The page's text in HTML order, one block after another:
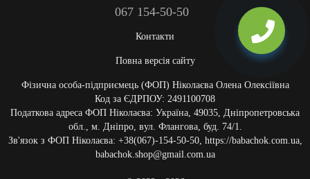
067 154-50-50
Контакти
Повна версія сайту
Фізична особа-підприємець (ФОП) Ніколаєва Олена Олексіївна
Код за ЄДРПОУ: 2491100708
Податкова адреса ФОП Ніколаєва: Україна, 49035, Дніпропетровська
обл., м. Дніпро, вул. Флангова, буд. 74/1.
Зв'язок з ФОП Ніколаєва: +38(067)-154-50-50, https://babachok.com.ua,
babachok.shop@gmail.com.ua